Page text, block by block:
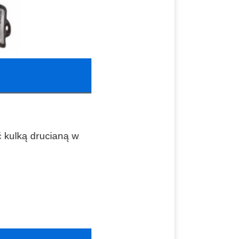
kulką drucianą w